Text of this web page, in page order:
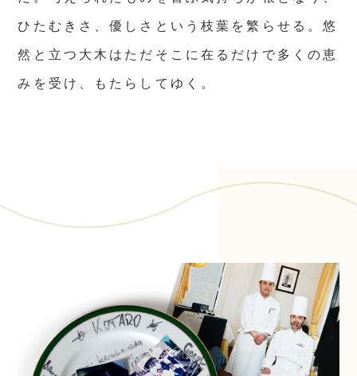
ひたむきさ、優しさという枝葉を繁らせる。悠
然と立つ大木はただそこに在るだけで多くの恵
みを受け、もたらしてゆく。